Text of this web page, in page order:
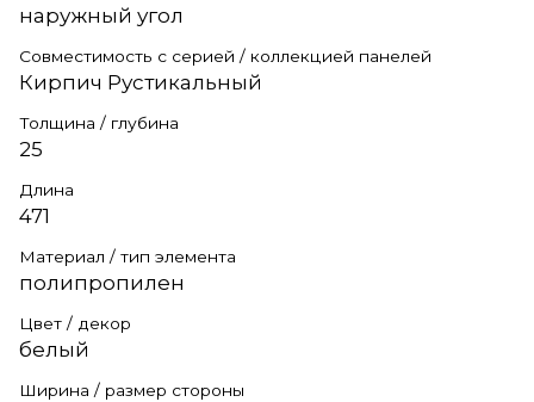
наружный угол
Совместимость с серией / коллекцией панелей
Кирпич Рустикальный
Толщина / глубина
25
Длина
471
Материал / тип элемента
полипропилен
Цвет / декор
белый
Ширина / размер стороны